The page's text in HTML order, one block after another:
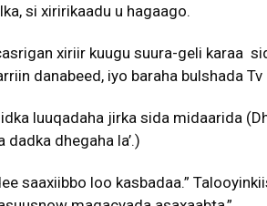
si xiririkaadu u hagaago.
xiriir kuugu suura-geli karaa
danabeed, iyo baraha bulshada Tv
luuqadaha jirka sida midaarida
dhegaha la’.)
saaxiibbo loo kasbadaa.”